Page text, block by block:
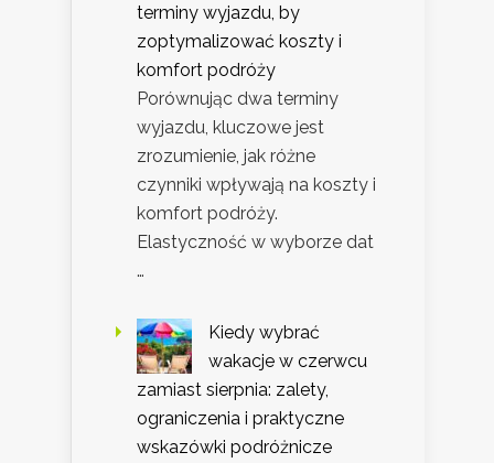
terminy wyjazdu, by
zoptymalizować koszty i
komfort podróży
Porównując dwa terminy
wyjazdu, kluczowe jest
zrozumienie, jak różne
czynniki wpływają na koszty i
komfort podróży.
Elastyczność w wyborze dat
…
Kiedy wybrać
wakacje w czerwcu
zamiast sierpnia: zalety,
ograniczenia i praktyczne
wskazówki podróżnicze